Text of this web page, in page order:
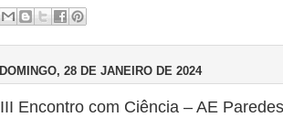
DOMINGO, 28 DE JANEIRO DE 2024
III Encontro com Ciência – AE